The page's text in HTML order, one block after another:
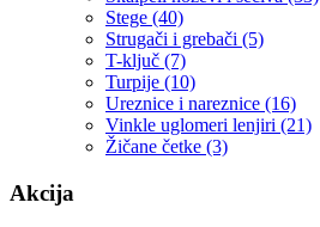
Stege (40)
Strugači i grebači (5)
T-ključ (7)
Turpije (10)
Ureznice i nareznice (16)
Vinkle uglomeri lenjiri (21)
Žičane četke (3)
Akcija